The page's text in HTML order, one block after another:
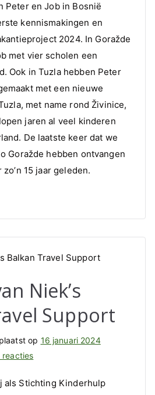
Peter en Job in Bosnië
kennismakingen en
2024. In Goražde
met vier scholen een
Ook in Tuzla hebben Peter
met een nieuwe
met name rond Živinice,
jaren al veel kinderen
De laatste keer dat we
Goražde hebben ontvangen
15 jaar geleden.
Niek’s
Support
op 16 januari 2024
reactiesop
van
als Stichting Kinderhulp